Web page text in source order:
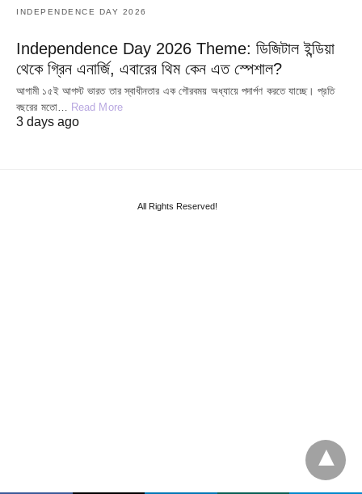
INDEPENDENCE DAY 2026
Independence Day 2026 Theme: ডিজিটাল ইন্ডিয়া
থেকে গ্রিন এনার্জি, এবারের থিম কেন এত স্পেশাল?
আগামী ১৫ই আগস্ট ভারত তার স্বাধীনতার এক গৌরবময় অধ্যায়ে পদার্পণ করতে যাচ্ছে। প্রতি
বছরের মতো… Read More
3 days ago
All Rights Reserved!